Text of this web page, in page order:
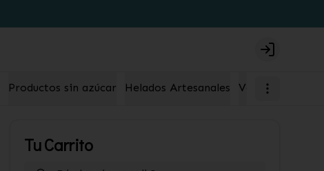
Login
Productos sin azúcar Helados Artesanales Velas
Tu Carrito